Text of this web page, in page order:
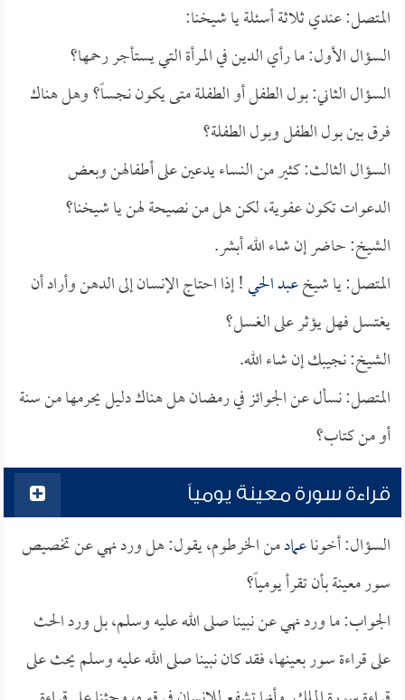
المتصل: عندي ثلاثة أسئلة يا شيخنا:
السؤال الأول: ما رأي الدين في المرأة التي يستأجر رحمها؟
السؤال الثاني: بول الطفل أو الطفلة متى يكون نجساً؟ وهل هناك
فرق بين بول الطفل وبول الطفلة؟
السؤال الثالث: كثير من النساء يدعين على أطفالهن وبعض
الدعوات تكون عفوية، لكن هل من نصيحة لهن يا شيخنا؟
الشيخ: حاضر إن شاء الله أبشر.
المتصل: يا شيخعبد الحي! إذا احتاج الإنسان إلى الدهن وأراد أن
يغتسل فهل يؤثر على الغسل؟
الشيخ: نجيبك إن شاء الله.
المتصل: نسأل عن الجوائز في رمضان هل هناك دليل يحرمها من سنة
أو من كتاب؟
قراءة سورة معينة يومياً
السؤال: أخوناعمادمن الخرطوم، يقول: هل ورد نهي عن تخصيص
سور معينة بأن تقرأ يومياً؟
الجواب: ما ورد نهي عن نبينا صلى الله عليه وسلم، بل ورد الحث
على قراءة سور بعينها، فقد كان نبينا صلى الله عليه وسلم يحث على